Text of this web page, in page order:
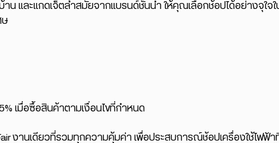
บ้าน และแกดเจ็ตล้ำสมัยจากแบรนด์ชั้นนำ ให้คุณเลือกช้อปได้อย่างจุใจ
ษ
เมื่อซื้อสินค้าตามเงื่อนไขที่กำหนด
งานเดียวที่รวมทุกความคุ้มค่า เพื่อประสบการณ์ช้อปเครื่องใช้ไฟฟ้